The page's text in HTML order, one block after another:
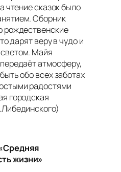
чтение сказок было
Сборник
рождественские
дарят веру в чудо и
Майя
атмосферу,
обо всех заботах
радостями
городская
жизни»